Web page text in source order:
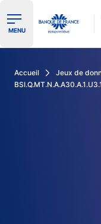
Ouvrir le menu de
MENU
Accueil Jeux de